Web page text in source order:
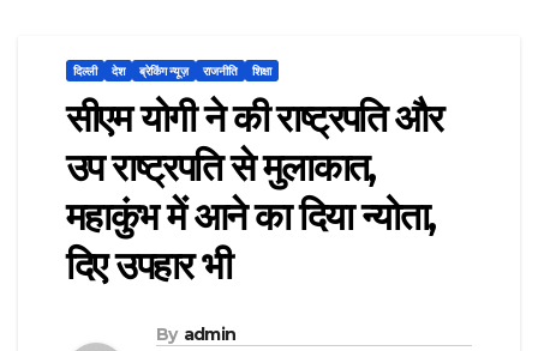
दिल्ली देश ब्रेकिंग न्यूज़ राजनीति शिक्षा
सीएम योगी ने की राष्ट्रपति और
उप राष्ट्रपति से मुलाकात,
महाकुंभ में आने का दिया न्योता,
दिए उपहार भी
By admin